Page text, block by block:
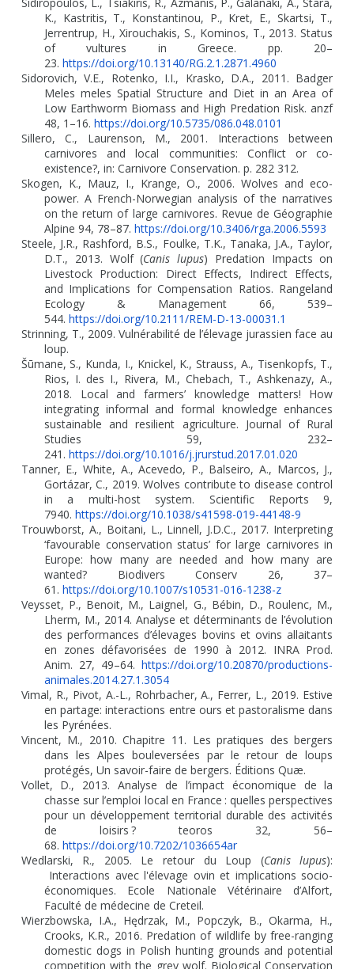
Sidiropoulos, L., Tsiakiris, R., Azmanis, P., Galanaki, A., Stara,
K., Kastritis, T., Konstantinou, P., Kret, E., Skartsi, T.,
Jerrentrup, H., Xirouchakis, S., Kominos, T., 2013. Status
of vultures in Greece. pp. 20–
23. https://doi.org/10.13140/RG.2.1.2871.4960
Sidorovich, V.E., Rotenko, I.I., Krasko, D.A., 2011. Badger
Meles meles Spatial Structure and Diet in an Area of
Low Earthworm Biomass and High Predation Risk. anzf
48, 1–16. https://doi.org/10.5735/086.048.0101
Sillero, C., Laurenson, M., 2001. Interactions between
carnivores and local communities: Conflict or co-
existence?, in: Carnivore Conservation. p. 282 312.
Skogen, K., Mauz, I., Krange, O., 2006. Wolves and eco-
power. A French-Norwegian analysis of the narratives
on the return of large carnivores. Revue de Géographie
Alpine 94, 78–87. https://doi.org/10.3406/rga.2006.5593
Steele, J.R., Rashford, B.S., Foulke, T.K., Tanaka, J.A., Taylor,
D.T., 2013. Wolf (Canis lupus) Predation Impacts on
Livestock Production: Direct Effects, Indirect Effects,
and Implications for Compensation Ratios. Rangeland
Ecology & Management 66, 539–
544. https://doi.org/10.2111/REM-D-13-00031.1
Strinning, T., 2009. Vulnérabilité de l’élevage jurassien face au
loup.
Šūmane, S., Kunda, I., Knickel, K., Strauss, A., Tisenkopfs, T.,
Rios, I. des I., Rivera, M., Chebach, T., Ashkenazy, A.,
2018. Local and farmers’ knowledge matters! How
integrating informal and formal knowledge enhances
sustainable and resilient agriculture. Journal of Rural
Studies 59, 232–
241. https://doi.org/10.1016/j.jrurstud.2017.01.020
Tanner, E., White, A., Acevedo, P., Balseiro, A., Marcos, J.,
Gortázar, C., 2019. Wolves contribute to disease control
in a multi-host system. Scientific Reports 9,
7940. https://doi.org/10.1038/s41598-019-44148-9
Trouwborst, A., Boitani, L., Linnell, J.D.C., 2017. Interpreting
‘favourable conservation status’ for large carnivores in
Europe: how many are needed and how many are
wanted? Biodivers Conserv 26, 37–
61. https://doi.org/10.1007/s10531-016-1238-z
Veysset, P., Benoit, M., Laignel, G., Bébin, D., Roulenc, M.,
Lherm, M., 2014. Analyse et déterminants de l’évolution
des performances d’élevages bovins et ovins allaitants
en zones défavorisées de 1990 à 2012. INRA Prod.
Anim. 27, 49–64. https://doi.org/10.20870/productions-
animales.2014.27.1.3054
Vimal, R., Pivot, A.-L., Rohrbacher, A., Ferrer, L., 2019. Estive
en partage: interactions entre ours et pastoralisme dans
les Pyrénées.
Vincent, M., 2010. Chapitre 11. Les pratiques des bergers
dans les Alpes bouleversées par le retour de loups
protégés, Un savoir-faire de bergers. Éditions Quæ.
Vollet, D., 2013. Analyse de l’impact économique de la
chasse sur l’emploi local en France : quelles perspectives
pour un développement territorial durable des activités
de loisirs ? teoros 32, 56–
68. https://doi.org/10.7202/1036654ar
Wedlarski, R., 2005. Le retour du Loup (Canis lupus):
Interactions avec l'élevage ovin et implications socio-
économiques. Ecole Nationale Vétérinaire d’Alfort,
Faculté de médecine de Creteil.
Wierzbowska, I.A., Hędrzak, M., Popczyk, B., Okarma, H.,
Crooks, K.R., 2016. Predation of wildlife by free-ranging
domestic dogs in Polish hunting grounds and potential
competition with the grey wolf. Biological Conservation